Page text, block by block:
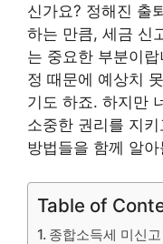
신가요? 정해진 출
하는 만큼, 세금 신
는 중요한 부분이
정 때문에 예상치
기도 하죠. 하지만
소중한 권리를 지
방법들을 함께 알
Table of
종합소득세 미신